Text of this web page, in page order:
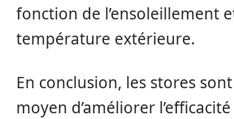
fonction de l’ensoleillement
température extérieure.
En conclusion, les stores
moyen d’améliorer